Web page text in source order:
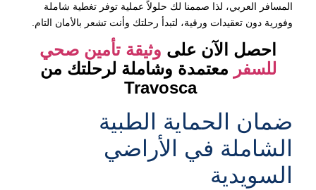
المسافر العربي، لذا صممنا لك حلولاً عملية توفر تغطية شاملة
وفورية دون تعقيدات ورقية، لتبدأ رحلتك وأنت تشعر بالأمان التام.
احصل الآن على وثيقة تأمين صحي
للسفر معتمدة وشاملة لرحلتك من
Travosca
ضمان الحماية الطبية
الشاملة في الأراضي
السويدية